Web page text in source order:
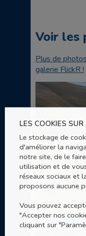
Voir les
Plus de
galerie FlickR !
LES COOKIES
Le stockage de
d'améliorer la
notre site, de le
utilisation et de
réseaux sociaux et
proposons aucune
Vous pouvez
"Accepter nos
cliquant sur